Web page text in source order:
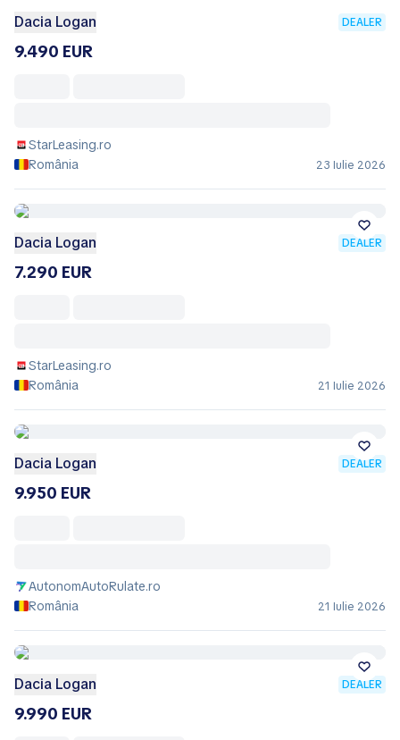
Dacia Logan DEALER
9.490 EUR
StarLeasing.ro
România
23 Iulie 2026
Dacia Logan DEALER
7.290 EUR
StarLeasing.ro
România
21 Iulie 2026
Dacia Logan DEALER
9.950 EUR
AutonomAutoRulate.ro
România
21 Iulie 2026
Dacia Logan DEALER
9.990 EUR